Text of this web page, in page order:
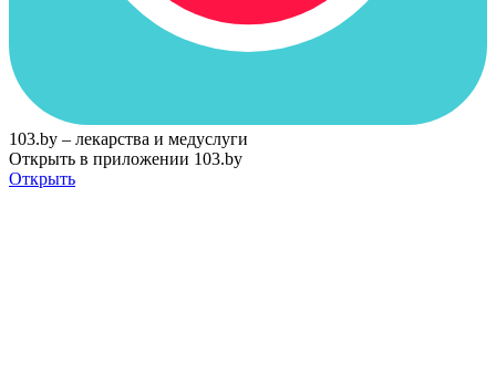
103.by – лекарства и медуслуги
Открыть в приложении 103.by
Открыть